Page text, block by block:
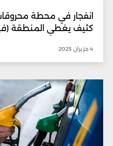
انفجار في محطة
كثيف يغطي المنطقة
4 حزيران 2025